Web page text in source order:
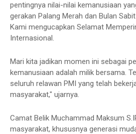
pentingnya nilai-nilai kemanusiaan
gerakan Palang Merah dan Bulan
Kami mengucapkan Selamat
Internasional.
Mari kita jadikan momen ini sebagai
kemanusiaan adalah milik bersama.
seluruh relawan PMI yang telah
masyarakat," ujarnya.
Camat Belik Muchammad Maksum
masyarakat, khususnya generasi